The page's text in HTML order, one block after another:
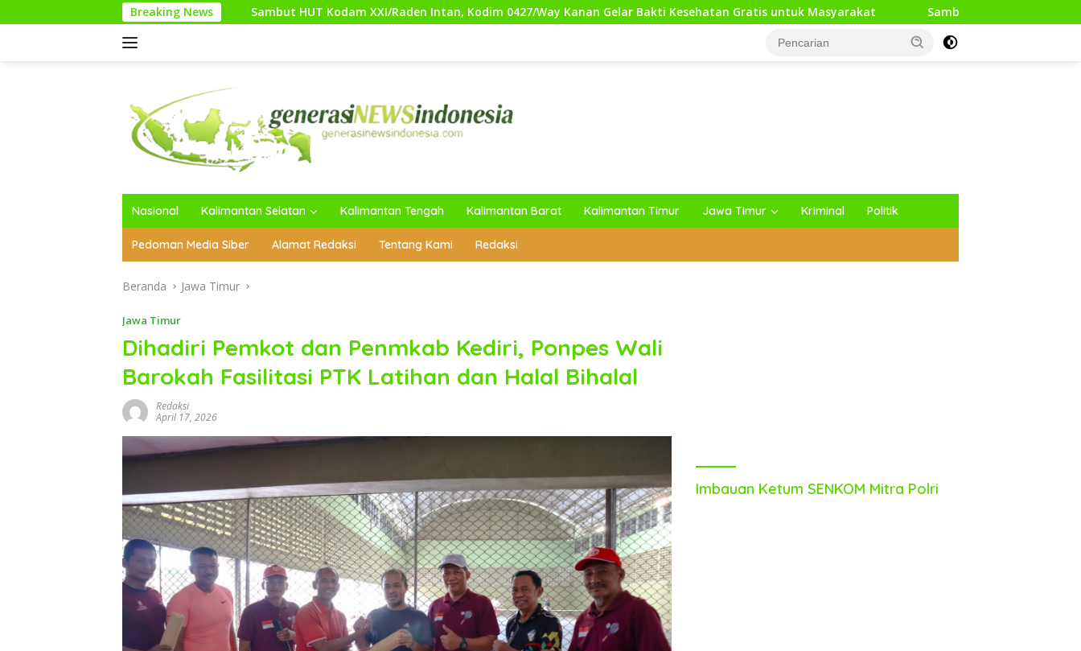
ke
Breaking News
Sambut HUT Kodam XXI/Raden Intan, Kodim 0427/Way Kanan Gelar Bakti Kesehatan Gratis untuk Masyarakat Sambut HUT RI Ke-81, Media Generasi
Nasional Kalimantan Selatan Kalimantan Tengah Kalimantan Barat Kalimantan Timur Jawa Timur Kriminal Politik
Pedoman Media Siber Alamat Redaksi Tentang Kami Redaksi
Beranda Jawa Timur
Jawa Timur
Dihadiri Pemkot dan Penmkab Kediri, Ponpes Wali
Barokah Fasilitasi PTK Latihan dan Halal Bihalal
Redaksi
April 17, 2026
Imbauan Ketum SENKOM Mitra Polri